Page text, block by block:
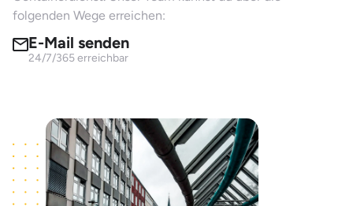
folgenden Wege erreichen:
E-Mail senden
24/7/365 erreichbar